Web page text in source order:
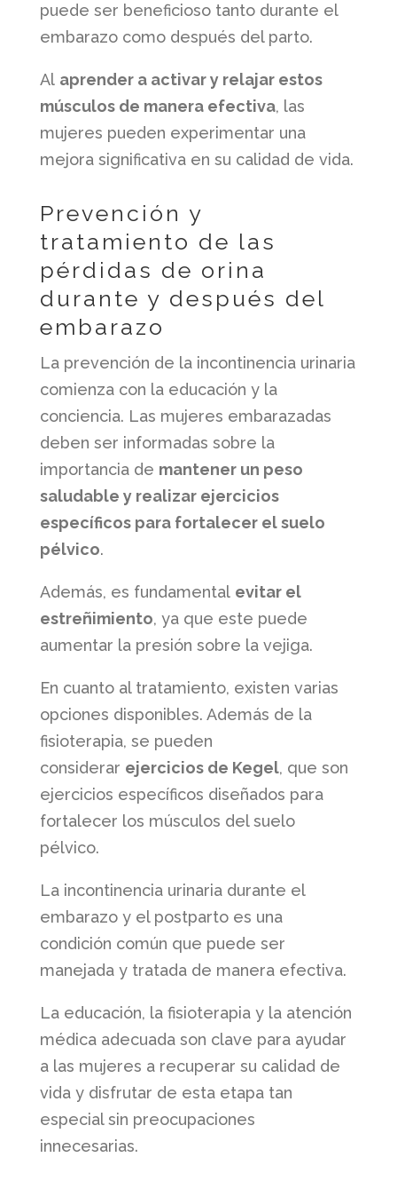
puede ser beneficioso tanto durante el
embarazo como después del parto.
Al aprender a activar y relajar estos
músculos de manera efectiva, las
mujeres pueden experimentar una
mejora significativa en su calidad de vida.
Prevención y
tratamiento de las
pérdidas de orina
durante y después del
embarazo
La prevención de la incontinencia urinaria
comienza con la educación y la
conciencia. Las mujeres embarazadas
deben ser informadas sobre la
importancia de mantener un peso
saludable y realizar ejercicios
específicos para fortalecer el suelo
pélvico.
Además, es fundamental evitar el
estreñimiento, ya que este puede
aumentar la presión sobre la vejiga.
En cuanto al tratamiento, existen varias
opciones disponibles. Además de la
fisioterapia, se pueden
considerar ejercicios de Kegel, que son
ejercicios específicos diseñados para
fortalecer los músculos del suelo
pélvico.
La incontinencia urinaria durante el
embarazo y el postparto es una
condición común que puede ser
manejada y tratada de manera efectiva.
La educación, la fisioterapia y la atención
médica adecuada son clave para ayudar
a las mujeres a recuperar su calidad de
vida y disfrutar de esta etapa tan
especial sin preocupaciones
innecesarias.